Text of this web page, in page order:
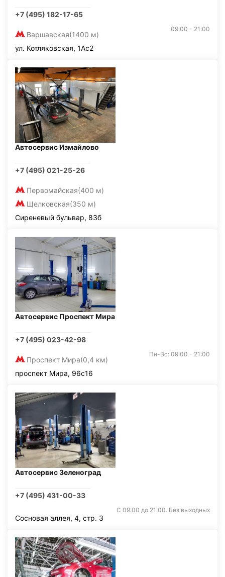
+7 (495) 182-17-65
Варшавская(1400 м)
09:00 - 21:00
ул. Котляковская, 1Ас2
Автосервис Измайлово
+7 (495) 021-25-26
Первомайская(400 м)
Щелковская(350 м)
Сиреневый бульвар, 83б
Автосервис Проспект Мира
+7 (495) 023-42-98
Проспект Мира(0,4 км)
Пн-Вс: 09:00 - 21:00
проспект Мира, 96с16
Автосервис Зеленоград
+7 (495) 431-00-33
С 09:00 до 21:00. Без выходных
Сосновая аллея, 4, стр. 3